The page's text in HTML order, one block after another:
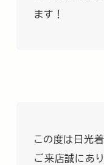
ます！
この度は日光
ご来店誠にあ